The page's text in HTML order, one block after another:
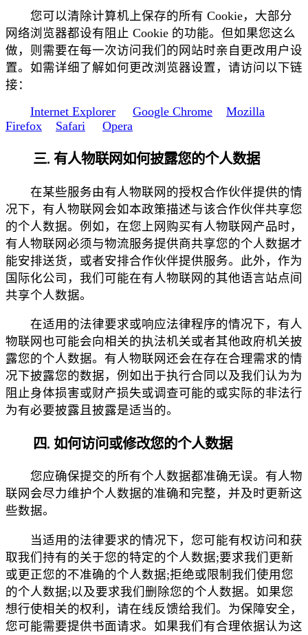
您可以清除计算机上保存的所有 Cookie，大部分
网络浏览器都设有阻止 Cookie 的功能。但如果您这么
做，则需要在每一次访问我们的网站时亲自更改用户设
置。如需详细了解如何更改浏览器设置，请访问以下链
接：
Internet Explorer
Google Chrome
Mozilla
Firefox
Safari Opera
三. 有人物联网如何披露您的个人数据
在某些服务由有人物联网的授权合作伙伴提供的情
况下，有人物联网会如本政策描述与该合作伙伴共享您
的个人数据。例如，在您上网购买有人物联网产品时，
有人物联网必须与物流服务提供商共享您的个人数据才
能安排送货，或者安排合作伙伴提供服务。此外，作为
国际化公司，我们可能在有人物联网的其他语言站点间
共享个人数据。
在适用的法律要求或响应法律程序的情况下，有人
物联网也可能会向相关的执法机关或者其他政府机关披
露您的个人数据。有人物联网还会在存在合理需求的情
况下披露您的数据，例如出于执行合同以及我们认为为
阻止身体损害或财产损失或调查可能的或实际的非法行
为有必要披露且披露是适当的。
四. 如何访问或修改您的个人数据
您应确保提交的所有个人数据都准确无误。有人物
联网会尽力维护个人数据的准确和完整，并及时更新这
些数据。
当适用的法律要求的情况下，您可能有权访问和获
取我们持有的关于您的特定的个人数据;要求我们更新
或更正您的不准确的个人数据;拒绝或限制我们使用您
的个人数据;以及要求我们删除您的个人数据。如果您
想行使相关的权利，请在线反馈给我们。为保障安全，
您可能需要提供书面请求。如果我们有合理依据认为这